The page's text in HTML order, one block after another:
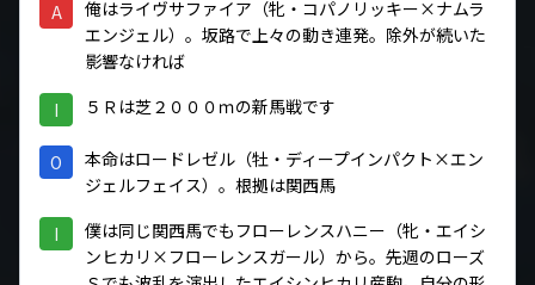
A
俺はライヴサファイア（牝・コパノリッキー×ナムラ
エンジェル）。坂路で上々の動き連発。除外が続いた
影響なければ
I ５Ｒは芝２０００ｍの新馬戦です
O
本命はロードレゼル（牡・ディープインパクト×エン
ジェルフェイス）。根拠は関西馬
I
僕は同じ関西馬でもフローレンスハニー（牝・エイシ
ンヒカリ×フローレンスガール）から。先週のローズ